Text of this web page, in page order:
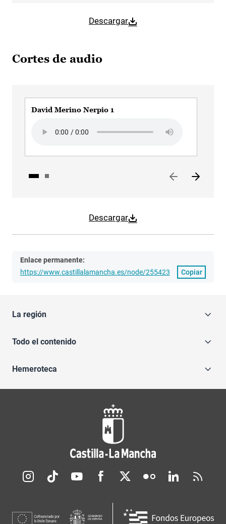
Descargar
Cortes de audio
Descargar
David Merino Nerpio 1
Enlace permanente:
https://www.castillalamancha.es/node/255423
Copiar
La región
Todo el contenido
Hemeroteca
Redes sociales JCCM